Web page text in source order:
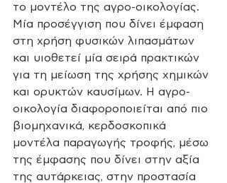
το μοντέλο της αγρο-οικολογίας.
Μία προσέγγιση που δίνει έμφαση
στη χρήση φυσικών λιπασμάτων
και υιοθετεί μία σειρά πρακτικών
για τη μείωση της χρήσης χημικών
και ορυκτών καυσίμων. Η αγρο-
οικολογία διαφοροποιείται από πιο
βιομηχανικά, κερδοσκοπικά
μοντέλα παραγωγής τροφής, μέσω
της έμφασης που δίνει στην αξία
της αυτάρκειας, στην προστασία